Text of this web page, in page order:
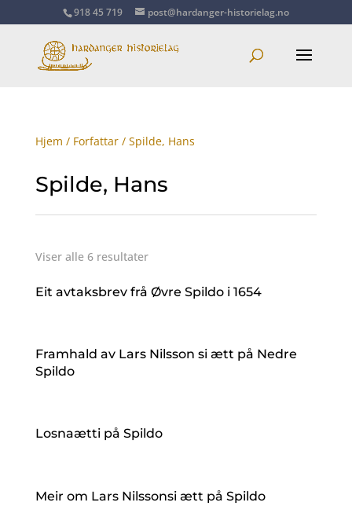
918 45 719 post@hardanger-historielag.no
Hjem / Forfattar/ Spilde, Hans
Spilde, Hans
Viser alle 6 resultater
Eit avtaksbrev frå Øvre Spildo i 1654
Framhald av Lars Nilsson si ætt på Nedre
Spildo
Losnaætti på Spildo
Meir om Lars Nilssonsi ætt på Spildo